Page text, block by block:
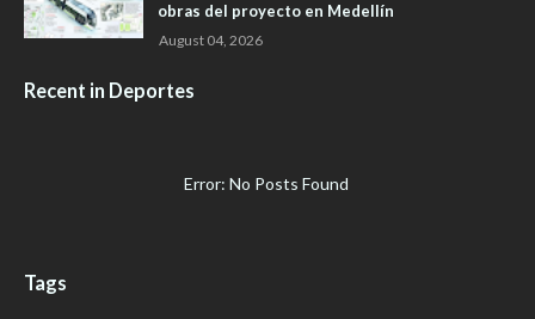
obras del proyecto en Medellín
August 04, 2026
Recent in Deportes
Error: No Posts Found
Tags